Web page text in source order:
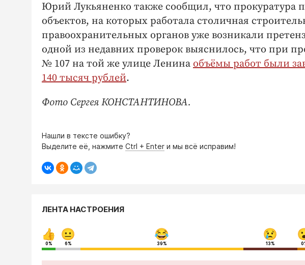
Юрий Лукьяненко также сообщил, что прокуратура
объектов, на которых работала столичная
правоохранительных органов уже возникали
одной из недавних проверок выяснилось, что при
№ 107 на той же улице Ленина объёмы работ были
140 тысяч рублей.
Фото Сергея КОНСТАНТИНОВА.
Нашли в тексте ошибку?
Выделите её, нажмите Ctrl + Enter и мы всё исправим!
ЛЕНТА НАСТРОЕНИЯ
0% 6% 39% 13%